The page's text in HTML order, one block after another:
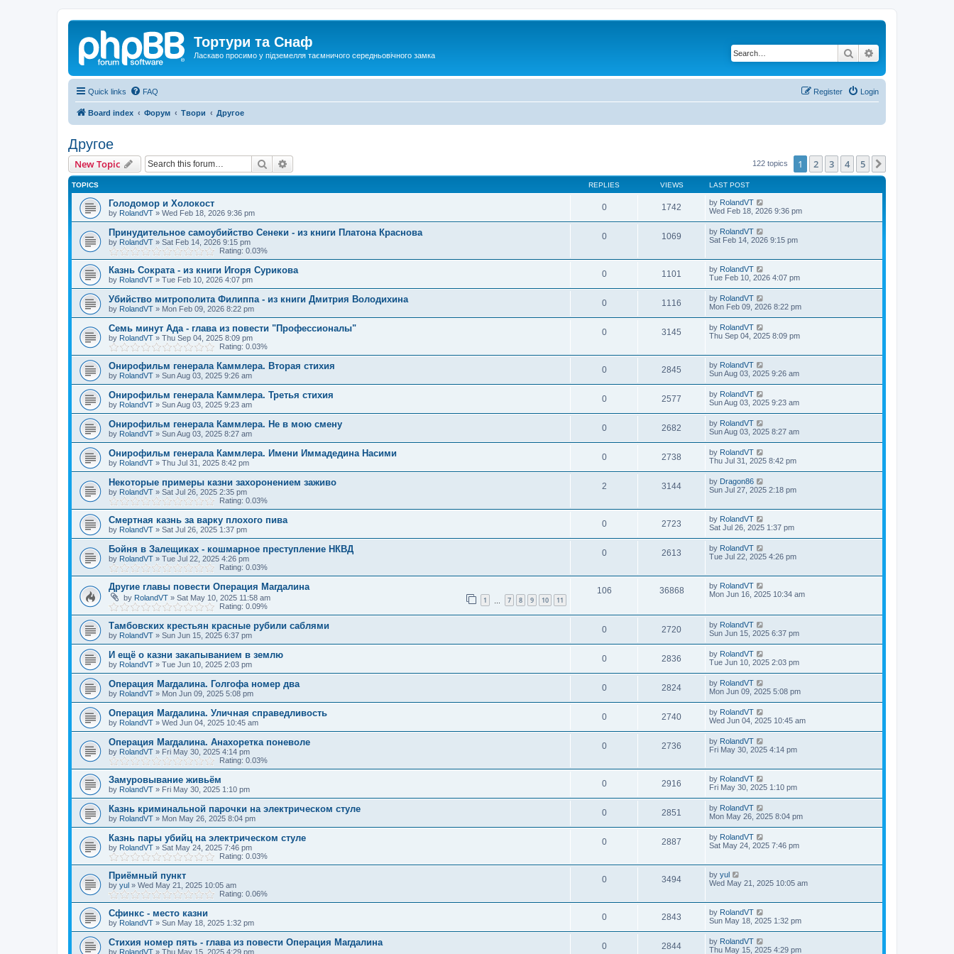
Тортури та Снаф
Ласкаво просимо у підземелля таємничого середньовічного замка Search
Quick links FAQ Login
Register
Board index Форум Твори Другое
Другое
New Topic Search 122 topics 1 2 3 4 5
TOPICS REPLIES VIEWS LAST POST
Голодомор и Холокост
by RolandVT » Wed Feb 18, 2026 9:36 pm
0 1742 by RolandVT
Wed Feb 18, 2026 9:36 pm
Принудительное самоубийство Сенеки - из книги Платона Краснова
by RolandVT » Sat Feb 14, 2026 9:15 pm
Rating: 0.03%
0 1069 by RolandVT
Sat Feb 14, 2026 9:15 pm
Казнь Сократа - из книги Игоря Сурикова
by RolandVT » Tue Feb 10, 2026 4:07 pm
0 1101 by RolandVT
Tue Feb 10, 2026 4:07 pm
Убийство митрополита Филиппа - из книги Дмитрия Володихина
by RolandVT » Mon Feb 09, 2026 8:22 pm
0 1116 by RolandVT
Mon Feb 09, 2026 8:22 pm
Семь минут Ада - глава из повести "Профессионалы"
by RolandVT » Thu Sep 04, 2025 8:09 pm
Rating: 0.03%
0 3145 by RolandVT
Thu Sep 04, 2025 8:09 pm
Онирофильм генерала Каммлера. Вторая стихия
by RolandVT » Sun Aug 03, 2025 9:26 am
0 2845 by RolandVT
Sun Aug 03, 2025 9:26 am
Онирофильм генерала Каммлера. Третья стихия
by RolandVT » Sun Aug 03, 2025 9:23 am
0 2577 by RolandVT
Sun Aug 03, 2025 9:23 am
Онирофильм генерала Каммлера. Не в мою смену
by RolandVT » Sun Aug 03, 2025 8:27 am
0 2682 by RolandVT
Sun Aug 03, 2025 8:27 am
Онирофильм генерала Каммлера. Имени Иммадедина Насими
by RolandVT » Thu Jul 31, 2025 8:42 pm
0 2738 by RolandVT
Thu Jul 31, 2025 8:42 pm
Некоторые примеры казни захоронением заживо
by RolandVT » Sat Jul 26, 2025 2:35 pm
Rating: 0.03%
2 3144 by Dragon86
Sun Jul 27, 2025 2:18 pm
Смертная казнь за варку плохого пива
by RolandVT » Sat Jul 26, 2025 1:37 pm
0 2723 by RolandVT
Sat Jul 26, 2025 1:37 pm
Бойня в Залещиках - кошмарное преступление НКВД
by RolandVT » Tue Jul 22, 2025 4:26 pm
Rating: 0.03%
0 2613 by RolandVT
Tue Jul 22, 2025 4:26 pm
Другие главы повести Операция Магдалина
by RolandVT » Sat May 10, 2025 11:58 am 1 7 8 9 10 11
Rating: 0.09%
106 36868 by RolandVT
Mon Jun 16, 2025 10:34 am
Тамбовских крестьян красные рубили саблями
by RolandVT » Sun Jun 15, 2025 6:37 pm
0 2720 by RolandVT
Sun Jun 15, 2025 6:37 pm
И ещё о казни закапыванием в землю
by RolandVT » Tue Jun 10, 2025 2:03 pm
0 2836 by RolandVT
Tue Jun 10, 2025 2:03 pm
Операция Магдалина. Голгофа номер два
by RolandVT » Mon Jun 09, 2025 5:08 pm
0 2824 by RolandVT
Mon Jun 09, 2025 5:08 pm
Операция Магдалина. Уличная справедливость
by RolandVT » Wed Jun 04, 2025 10:45 am
0 2740 by RolandVT
Wed Jun 04, 2025 10:45 am
Операция Магдалина. Анахоретка поневоле
by RolandVT » Fri May 30, 2025 4:14 pm
Rating: 0.03%
0 2736 by RolandVT
Fri May 30, 2025 4:14 pm
Замуровывание живьём
by RolandVT » Fri May 30, 2025 1:10 pm
0 2916 by RolandVT
Fri May 30, 2025 1:10 pm
Казнь криминальной парочки на электрическом стуле
by RolandVT » Mon May 26, 2025 8:04 pm
0 2851 by RolandVT
Mon May 26, 2025 8:04 pm
Казнь пары убийц на электрическом стуле
by RolandVT » Sat May 24, 2025 7:46 pm
Rating: 0.03%
0 2887 by RolandVT
Sat May 24, 2025 7:46 pm
Приёмный пункт
by yul » Wed May 21, 2025 10:05 am
Rating: 0.06%
0 3494 by yul
Wed May 21, 2025 10:05 am
Сфинкс - место казни
by RolandVT » Sun May 18, 2025 1:32 pm
0 2843 by RolandVT
Sun May 18, 2025 1:32 pm
Стихия номер пять - глава из повести Операция Магдалина
by RolandVT » Thu May 15, 2025 4:29 pm
0 2844 by RolandVT
Thu May 15, 2025 4:29 pm